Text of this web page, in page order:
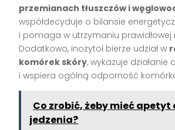
przemianach tłuszczów i
współdecyduje o bilansie
i pomaga w utrzymaniu prawidłowej
Dodatkowo, inozytol bierze udział w
komórek skóry, wykazuje
i wspiera ogólną odporność
Co zrobić, żeby mieć apetyt
jedzenia?